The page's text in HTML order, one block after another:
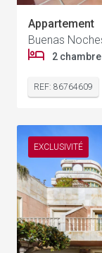
Appartement
Buenas
2
REF: 86764609
EXCLUSIVITÉ